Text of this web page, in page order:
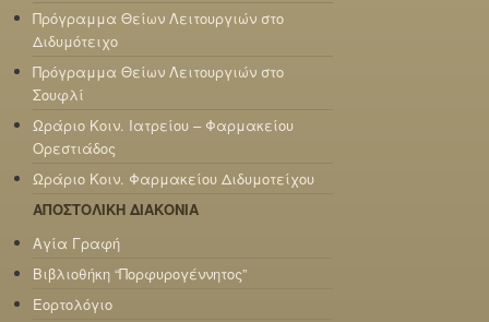
Πρόγραμμα Θείων Λειτουργιών στο
Διδυμότειχο
Πρόγραμμα Θείων Λειτουργιών στο
Σουφλί
Ωράριο Κοιν. Ιατρείου – Φαρμακείου
Ορεστιάδος
Ωράριο Κοιν. Φαρμακείου Διδυμοτείχου
ΑΠΟΣΤΟΛΙΚΗ ΔΙΑΚΟΝΙΑ
Αγία Γραφή
Βιβλιοθήκη “Πορφυρογέννητος”
Εορτολόγιο